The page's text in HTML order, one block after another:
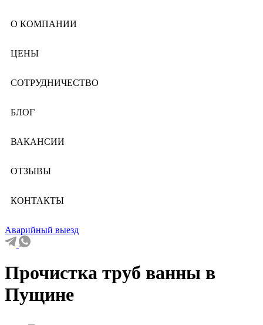
О КОМПАНИИ
ЦЕНЫ
СОТРУДНИЧЕСТВО
БЛОГ
ВАКАНСИИ
ОТЗЫВЫ
КОНТАКТЫ
Аварийный выезд
Прочистка труб ванны в
Пущине